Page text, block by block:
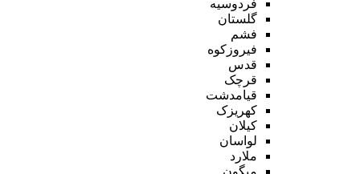
فردوسیه
گلستان
فشم
فیروزکوه
قدس
قرچک
قیامدشت
کهریزک
کیلان
لواسان
ملارد
میگون